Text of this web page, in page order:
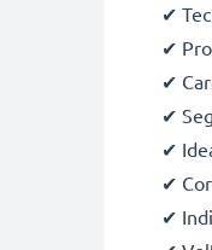
✔
✔
✔
✔
✔
✔
✔